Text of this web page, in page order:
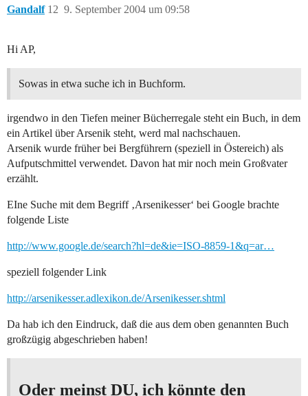
Gandalf 9. September 2004 um 09:58
12
Hi AP,
Sowas in etwa suche ich in Buchform.
irgendwo in den Tiefen meiner Bücherregale steht ein Buch, in dem
ein Artikel über Arsenik steht, werd mal nachschauen.
Arsenik wurde früher bei Bergführern (speziell in Östereich) als
Aufputschmittel verwendet. Davon hat mir noch mein Großvater
erzählt.
EIne Suche mit dem Begriff ‚Arsenikesser‘ bei Google brachte
folgende Liste
http://www.google.de/search?hl=de&ie=ISO-8859-1&q=ar…
speziell folgender Link
http://arsenikesser.adlexikon.de/Arsenikesser.shtml
Da hab ich den Eindruck, daß die aus dem oben genannten Buch
großzügig abgeschrieben haben!
Oder meinst DU, ich könnte den